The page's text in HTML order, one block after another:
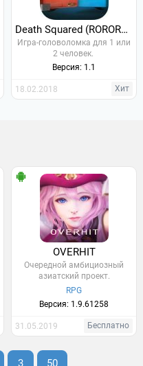
Death Squared (RORORORO)
Игра-головоломка для 1 или
2 человек.
Версия: 1.1
18.02.2018 Хит
OVERHIT
Очередной амбициозный
азиатский проект.
RPG
Версия: 1.9.61258
31.05.2019 Бесплатно
3 50